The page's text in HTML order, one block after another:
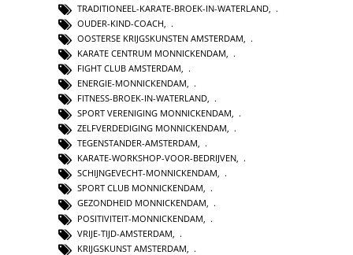
TRADITIONEEL-KARATE-BROEK-IN-WATERLAND
OUDER-KIND-COACH
OOSTERSE KRIJGSKUNSTEN AMSTERDAM
KARATE CENTRUM MONNICKENDAM
FIGHT CLUB AMSTERDAM
ENERGIE-MONNICKENDAM
FITNESS-BROEK-IN-WATERLAND,
SPORT VERENIGING MONNICKENDAM,
ZELFVERDEDIGING MONNICKENDAM,
TEGENSTANDER-AMSTERDAM,
KARATE-WORKSHOP-VOOR-BEDRIJVEN,
SCHIJNGEVECHT-MONNICKENDAM,
SPORT CLUB MONNICKENDAM,
GEZONDHEID MONNICKENDAM,
POSITIVITEIT-MONNICKENDAM
VRIJE-TIJD-AMSTERDAM
KRIJGSKUNST AMSTERDAM